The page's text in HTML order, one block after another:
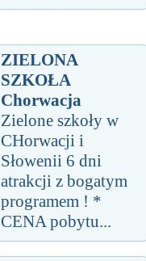
ZIELONA
SZKOŁA
Chorwacja
Zielone szkoły w
CHorwacji i
Słowenii 6 dni
atrakcji z bogatym
programem ! *
CENA pobytu...